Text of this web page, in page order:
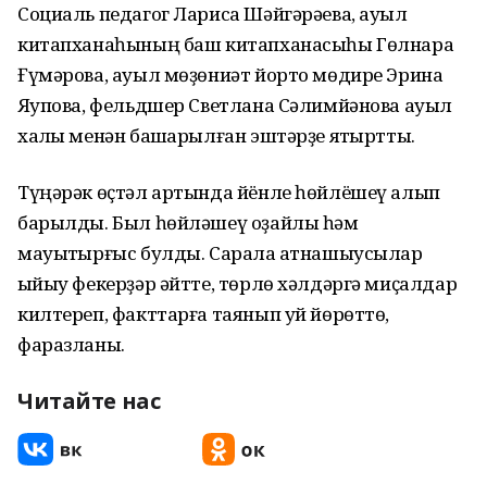
Социаль педагог Лариса Шәйгәрәева, ауыл
китапханаһының баш китапханасыһы Гөлнара
Ғүмәрова, ауыл мөҙөниәт йорто мөдире Эрина
Яҡупова, фельдшер Светлана Сәлимйәнова ауыл
халҡы менән башҡарылған эштәрҙе яҡтыртты.
Түңәрәк өҫтәл артында йёнле һөйлёшеү алып
барылды. Был һөйләшеү оҙайлы һәм
мауыҡтырғыс булды. Сарала ҡатнашыусылар
ҡыйыу фекерҙәр әйтте, төрлө хәлдәргә миҫалдар
килтереп, факттарға таянып уй йөрөттө,
фаразланы.
Читайте нас